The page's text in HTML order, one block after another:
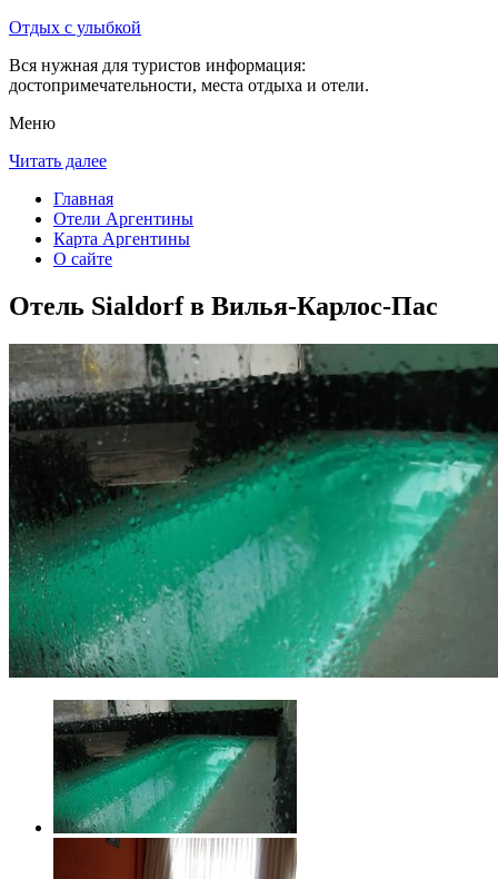
Отдых с улыбкой
Вся нужная для туристов информация:
достопримечательности, места отдыха и отели.
Меню
Читать далее
Главная
Отели Аргентины
Карта Аргентины
О сайте
Отель Sialdorf в Вилья-Карлос-Пас